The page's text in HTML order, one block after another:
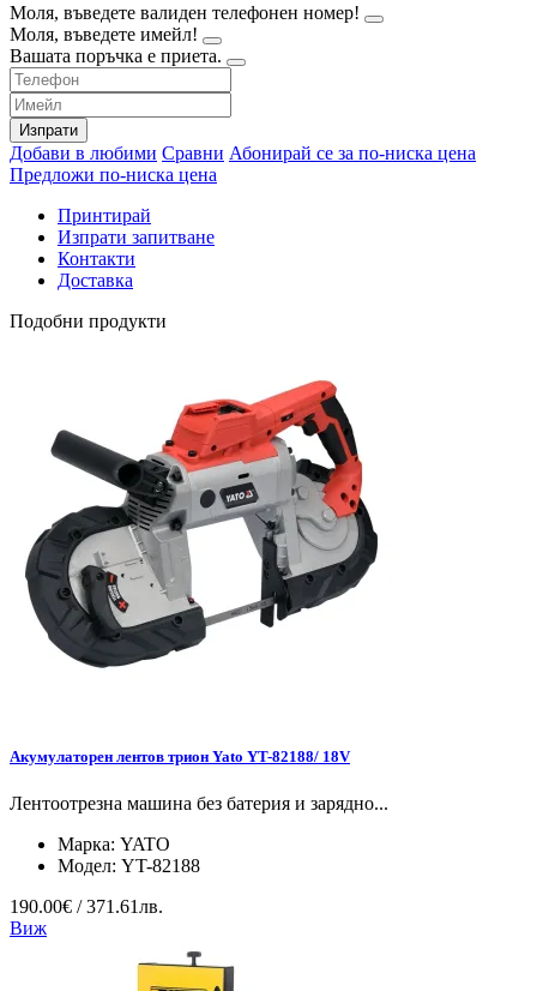
Моля, въведете валиден телефонен номер!
Моля, въведете имейл!
Вашата поръчка е приета.
Изпрати
Добави в любими Сравни Абонирай се за по-ниска цена
Предложи по-ниска цена
Принтирай
Изпрати запитване
Контакти
Доставка
Подобни продукти
Акумулаторен лентов трион Yato YT-82188/ 18V
Лентоотрезна машина без батерия и зарядно...
Марка: YATO
Модел: YT-82188
190.00€ / 371.61лв.
Виж